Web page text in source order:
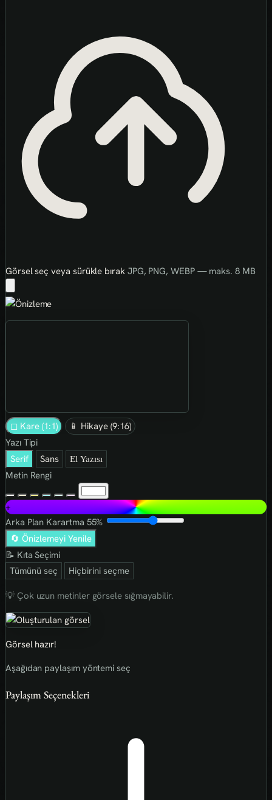
Görsel seç veya sürükle bırak JPG, PNG, WEBP — maks. 8 MB
◻ Kare (1:1)
📱 Hikaye (9:16)
Yazı Tipi
Serif
Sans El Yazısı
Metin Rengi
+
Arka Plan Karartma 55%
🔄 Önizlemeyi Yenile
📝 Kıta Seçimi
Tümünü seç
Hiçbirini seçme
💡 Çok uzun metinler görsele sığmayabilir.
Görsel hazır!
Aşağıdan paylaşım yöntemi seç
Paylaşım Seçenekleri